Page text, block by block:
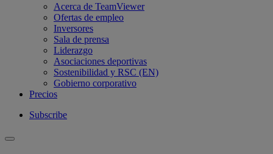
Acerca de TeamViewer
Ofertas de empleo
Inversores
Sala de prensa
Liderazgo
Asociaciones deportivas
Sostenibilidad y RSC (EN)
Gobierno corporativo
Precios
Subscribe